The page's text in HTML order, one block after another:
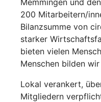
200 Mitarbeitern/
Bilanzsumme von
starker
bieten vielen
Menschen bilden
Lokal verankert,
Mitgliedern